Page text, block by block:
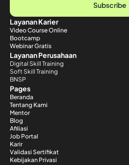
Subscribe
Layanan Karier
Video Course Online
Bootcamp
Webinar Gratis
Layanan Perusahaan
Digital Skill Training
Soft Skill Training
BNSP
Pages
Beranda
Tentang Kami
Mentor
Blog
Afiliasi
Job Portal
Karir
Validasi Sertifikat
Kebijakan Privasi